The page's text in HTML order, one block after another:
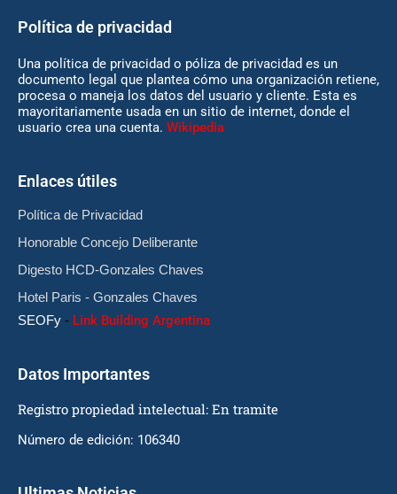
Política de privacidad
Una política de privacidad o póliza de privacidad es un
documento legal que plantea cómo una organización retiene,
procesa o maneja los datos del usuario y cliente. Esta es
mayoritariamente usada en un sitio de internet, donde el
usuario crea una cuenta. Wikipedia
Enlaces útiles
Política de Privacidad
Honorable Concejo Deliberante
Digesto HCD-Gonzales Chaves
Hotel Paris - Gonzales Chaves
SEOFy - Link Building Argentina
Datos Importantes
Registro propiedad intelectual: En tramite
Número de edición: 106340